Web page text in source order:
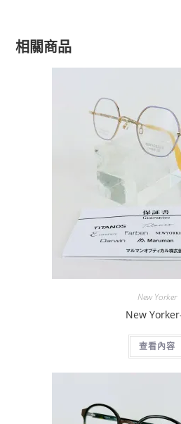
相關商品
New Yorker
New
查看內容